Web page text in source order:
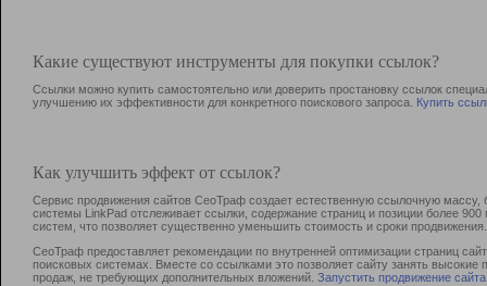
Какие существуют инструменты для покупки ссылок?
Ссылки можно купить самостоятельно или доверить простановку ссылок
улучшению их эффективности для конкретного поискового запроса. Купить
Как улучшить эффект от ссылок?
Сервис продвижения сайтов СеоТраф создает естественную ссылочную
системы LinkPad отслеживает ссылки, содержание страниц и позиции более
систем, что позволяет существенно уменьшить стоимость и сроки продвижения.
СеоТраф предоставляет рекомендации по внутренней оптимизации страниц
поисковых системах. Вместе со ссылками это позволяет сайту занять
продаж, не требующих дополнительных вложений. Запустить продвижение сайта